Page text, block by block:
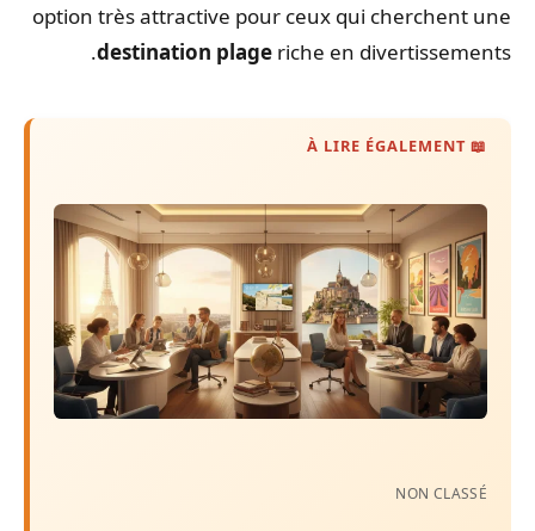
option très attractive pour ceux qui cherchent une
destination plage riche en divertissements.
📖 À LIRE ÉGALEMENT
NON CLASSÉ